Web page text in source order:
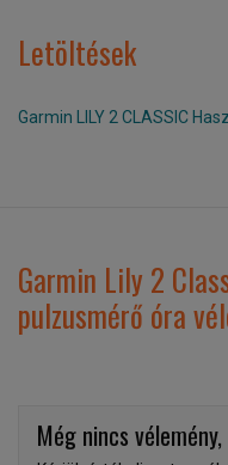
Letöltések
Garmin LILY 2 CLASSIC
Garmin Lily 2
pulzusmérő óra
Még nincs